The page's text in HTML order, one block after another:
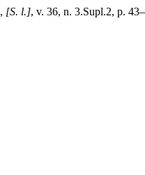
, [S. l.], v. 36, n. 3.Supl.2, p.